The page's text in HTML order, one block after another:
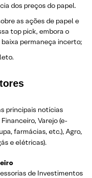
dos preços do papel.
as ações de papel e
top pick, embora o
permaneça incerto;
principais notícias
Financeiro, Varejo(e-
farmácias, etc.), Agro,
e elétricas).
de Investimentos